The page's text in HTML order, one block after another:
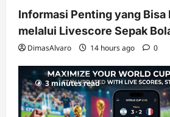
Informasi Penting yang Bisa
melalui Livescore Sepak
DimasAlvaro 14 hours ago 0
3 minutes read